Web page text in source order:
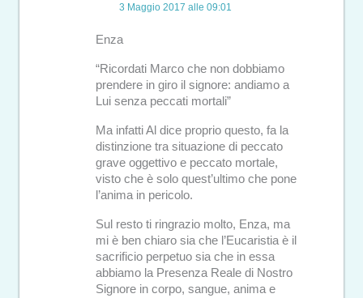
3 Maggio 2017 alle 09:01
Enza
“Ricordati Marco che non dobbiamo
prendere in giro il signore: andiamo a
Lui senza peccati mortali”
Ma infatti Al dice proprio questo, fa la
distinzione tra situazione di peccato
grave oggettivo e peccato mortale,
visto che è solo quest’ultimo che pone
l’anima in pericolo.
Sul resto ti ringrazio molto, Enza, ma
mi è ben chiaro sia che l’Eucaristia è il
sacrificio perpetuo sia che in essa
abbiamo la Presenza Reale di Nostro
Signore in corpo, sangue, anima e